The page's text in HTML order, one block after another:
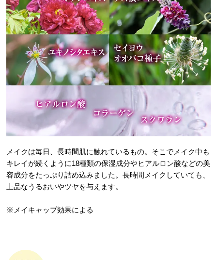
メイクは毎日、長時間肌に触れているもの。そこでメイク中も
キレイが続くように18種類の保湿成分やヒアルロン酸などの美
容成分をたっぷり詰め込みました。長時間メイクしていても、
上品なうるおいやツヤを与えます。
※メイキャップ効果による